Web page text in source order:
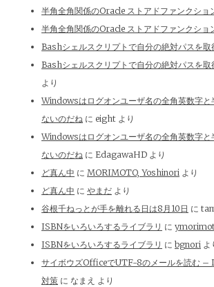
半角全角関係のOracle ストアドファンクショ
半角全角関係のOracle ストアドファンクショ
Bashシェルスクリプトで自分の絶対パスを取
Bashシェルスクリプトで自分の絶対パスを取
より
Windowsはログオンユーザ名の全角英数字と
ないのだね に eight より
Windowsはログオンユーザ名の全角英数字と
ないのだね に EdagawaHD より
ど真ん中 に MORIMOTO, Yoshinori より
ど真ん中 に やまだ より
谷根千ねっとが手を離れる日は8月10日 に
ISBNをいろいろするライブラリ に
ISBNをいろいろするライブラリ に bgnori よ
サイボウズOfficeでUTF-8のメールを読む –
対策 に なまえ より